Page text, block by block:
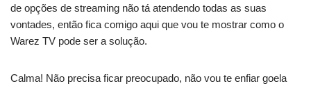
de opções de streaming não tá atendendo todas as suas
vontades, então fica comigo aqui que vou te mostrar como o
Warez TV pode ser a solução.
Calma! Não precisa ficar preocupado, não vou te enfiar goela